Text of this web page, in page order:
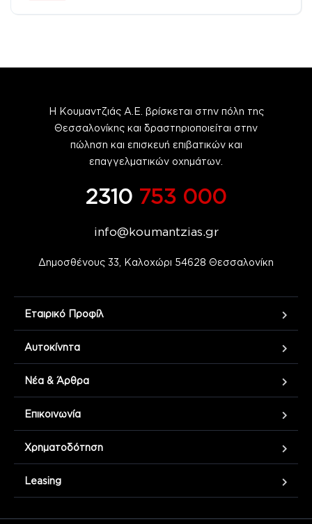
Η Κουμαντζιάς Α.Ε. βρίσκεται στην πόλη της
Θεσσαλονίκης και δραστηριοποιείται στην
πώληση και επισκευή επιβατικών και
επαγγελματικών οχημάτων.
2310 753 000
info@koumantzias.gr
Δημοσθένους 33, Καλοχώρι 54628 Θεσσαλονίκη
Εταιρικό Προφίλ
Αυτοκίνητα
Νέα & Άρθρα
Επικοινωνία
Χρηματοδότηση
Leasing